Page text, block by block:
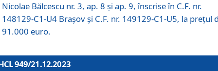
Nicolae Bălcescu nr. 3, ap. 8 și ap. 9, înscrise în C.F. nr.
148129-C1-U4 Brașov și C.F. nr. 149129-C1-U5, la prețul
91.000 euro.
949/21.12.2023